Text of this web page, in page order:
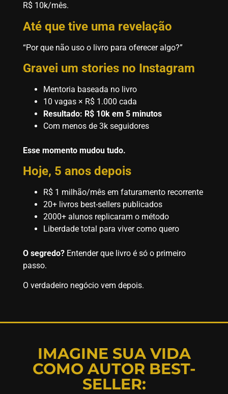
R$ 10k/mês.
Até que tive uma revelação
“Por que não uso o livro para oferecer algo?”
Gravei um stories no Instagram
Mentoria baseada no livro
10 vagas × R$ 1.000 cada
Resultado: R$ 10k em 5 minutos
Com menos de 3k seguidores
Esse momento mudou tudo.
Hoje, 5 anos depois
R$ 1 milhão/mês em faturamento recorrente
20+ livros best-sellers publicados
2000+ alunos replicaram o método
Liberdade total para viver como quero
O segredo?Entender que livro é só o primeiro
passo.
O verdadeiro negócio vem depois.
IMAGINE SUA VIDA
COMO AUTOR BEST-
SELLER: